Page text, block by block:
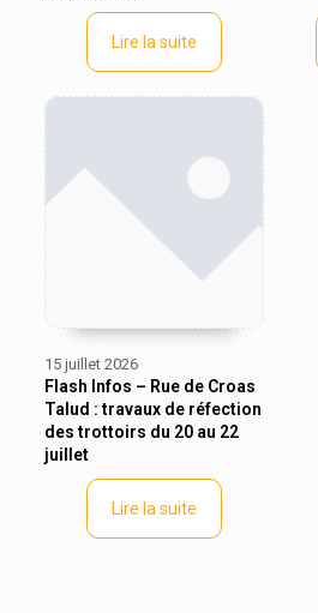
Lire la suite
15 juillet 2026
Flash Infos – Rue de Croas
Talud : travaux de réfection
des trottoirs du 20 au 22
juillet
Lire la suite